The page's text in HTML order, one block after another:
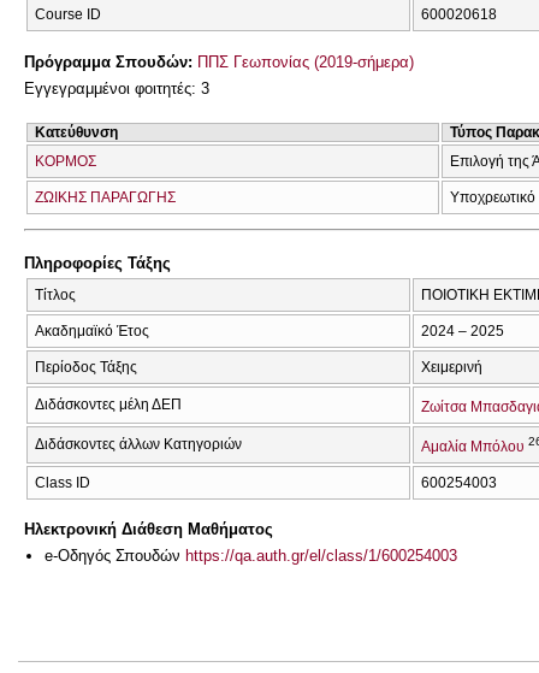
Course ID 600020618
Πρόγραμμα Σπουδών: ΠΠΣ Γεωπονίας (2019-σήμερα)
Εγγεγραμμένοι φοιτητές: 3
Κατεύθυνση
Τύπος
ΚΟΡΜΟΣ
Επιλογή της
ΖΩΙΚΗΣ ΠΑΡΑΓΩΓΗΣ
Πληροφορίες Τάξης
Τίτλος ΠΟΙΟΤΙΚΗ
Ακαδημαϊκό Έτος 2024 – 2025
Περίοδος Τάξης Χειμερινή
Διδάσκοντες μέλη ΔΕΠ Ζωίτσα
Διδάσκοντες άλλων Κατηγοριών Αμαλία Μπόλου
Class ID 600254003
Ηλεκτρονική Διάθεση Μαθήματος
e-Οδηγός Σπουδών https://qa.auth.gr/el/class/1/600254003